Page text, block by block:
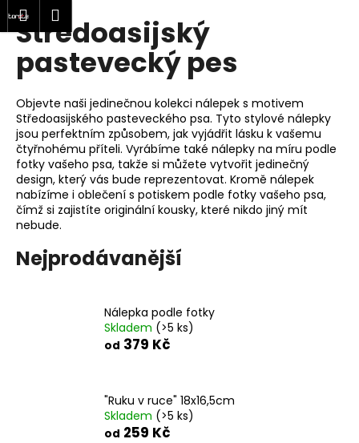
Přejít
obsah
Nákupní
košík
Středoasijský
pastevecký pes
Objevte naši jedinečnou kolekci nálepek s motivem
Středoasijského pasteveckého psa. Tyto stylové nálepky
jsou perfektním způsobem, jak vyjádřit lásku k vašemu
čtyřnohému příteli. Vyrábíme také nálepky na míru podle
fotky vašeho psa, takže si můžete vytvořit jedinečný
design, který vás bude reprezentovat. Kromě nálepek
nabízíme i oblečení s potiskem podle fotky vašeho psa,
čímž si zajistíte originální kousky, které nikdo jiný mít
nebude.
Nejprodávanější
Nálepka podle fotky
Skladem (>5 ks)
od 379 Kč
"Ruku v ruce" 18x16,5cm
Skladem (>5 ks)
od 259 Kč
K
o Zpět
Zpět
C
o
p
o
t
ř
e
b
u